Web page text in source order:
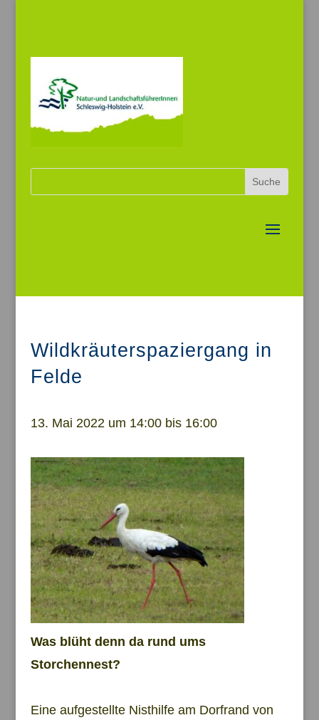
Wildkräuterspaziergang in
Felde
13. Mai 2022 um 14:00 bis 16:00
Was blüht denn da rund ums
Storchennest?
Eine aufgestellte Nisthilfe am Dorfrand von